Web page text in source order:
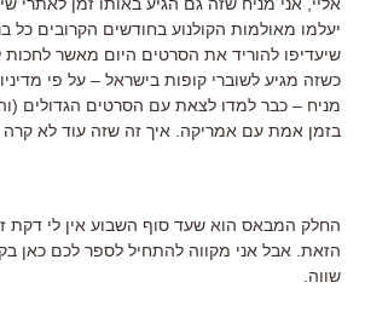
שיעדיפו להוריד את הסרטים היום מאשר
כשזה מגיע לשוברי קופות בישראל – על פי
מניח – כבר למדו לצאת עם הסרטים הגדולים
בזמן אמת עם אמריקה. איך זה שזה עוד לא
החלק המבאס הוא שעד סוף השבוע אין לי דקת
הזאת. אבל אני מקווה להתחיל לספר לכם כאן
שווה.